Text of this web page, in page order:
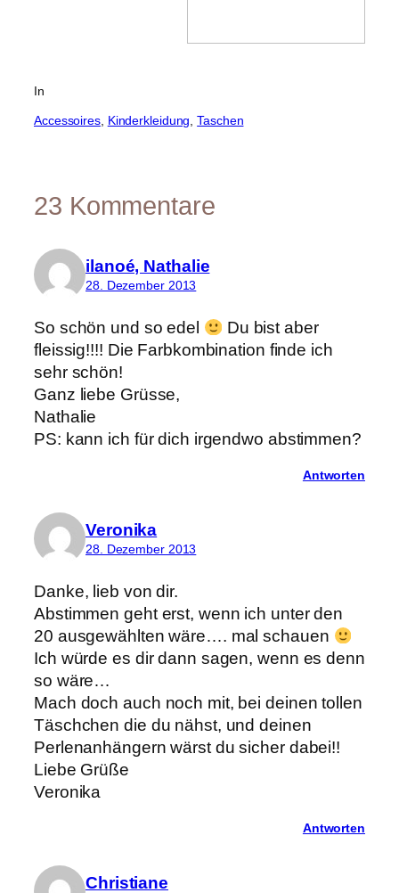
In
Accessoires, Kinderkleidung , Taschen
23 Kommentare
ilanoé, Nathalie
28. Dezember 2013
So schön und so edel
Du bist aber
fleissig!!!! Die Farbkombination finde ich
sehr schön!
Ganz liebe Grüsse,
Nathalie
PS: kann ich für dich irgendwo abstimmen?
Antworten
Veronika
28. Dezember 2013
Danke, lieb von dir.
Abstimmen geht erst, wenn ich unter den
20 ausgewählten wäre…. mal schauen
Ich würde es dir dann sagen, wenn es denn
so wäre…
Mach doch auch noch mit, bei deinen tollen
Täschchen die du nähst, und deinen
Perlenanhängern wärst du sicher dabei!!
Liebe Grüße
Veronika
Antworten
Christiane